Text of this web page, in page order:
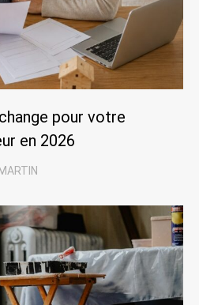
pour votre
en 2026